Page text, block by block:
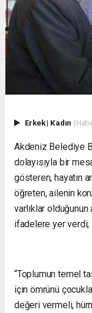
Erkek| Kadın
Akdeniz Belediye
dolayısıyla bir
gösteren, hayatın
öğreten, ailenin
varlıklar olduğunun
ifadelere yer verdi;
“Toplumun temel
için ömrünü
değeri vermeli,